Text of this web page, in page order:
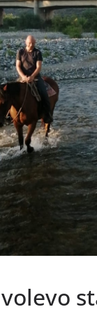
DI 50